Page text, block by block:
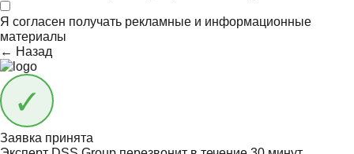
Я согласен получать рекламные и информационные
материалы
← Назад
Заявка принята